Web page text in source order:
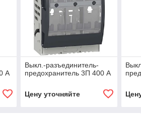
A
Выкл.-разъединитель-
предохранитель 3П 400 A
Цену уточняйте